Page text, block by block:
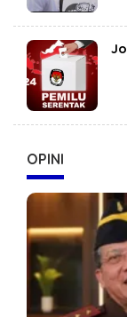
OPINI